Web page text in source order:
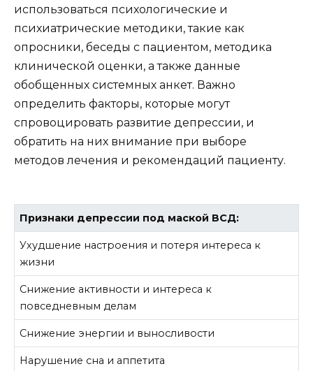
использоваться психологические и
психиатрические методики, такие как
опросники, беседы с пациентом, методика
клинической оценки, а также данные
обобщенных системных анкет. Важно
определить факторы, которые могут
спровоцировать развитие депрессии, и
обратить на них внимание при выборе
методов лечения и рекомендаций пациенту.
Признаки депрессии под маской ВСД:
Ухудшение настроения и потеря интереса к
жизни
Снижение активности и интереса к
повседневным делам
Снижение энергии и выносливости
Нарушение сна и аппетита